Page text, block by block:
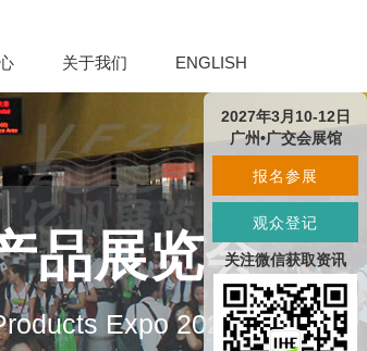
关于我们 ENGLISH
品展览会
Expo 2027
2027年3月10-12日
广州•广交会展馆
报名参展
观众登记
关注微信获取资讯